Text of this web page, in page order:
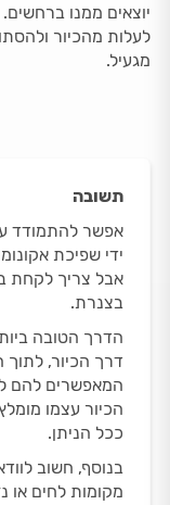
יוצאים ממנו
לעלות מהכיור
מגעיל.
תשובה
אפשר להתמודד
ידי שפיכת
אבל צריך לקחת
בצנרת.
הדרך הטובה
דרך הכיור, לתוך
המאפשרים להם
הכיור עצמו
ככל הניתן.
בנוסף, חשוב
מקומות לחים או